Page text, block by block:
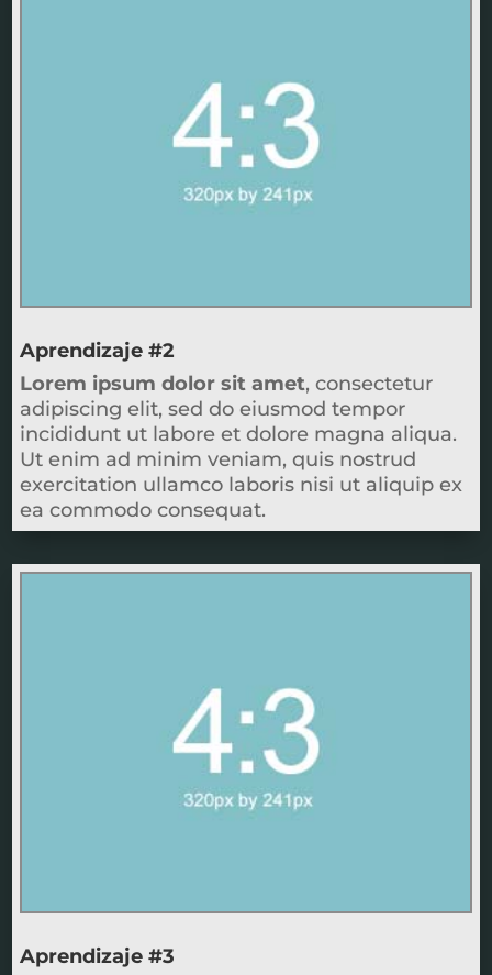
Aprendizaje #2
Lorem ipsum dolor sit amet, consectetur
adipiscing elit, sed do eiusmod tempor
incididunt ut labore et dolore magna aliqua.
Ut enim ad minim veniam, quis nostrud
exercitation ullamco laboris nisi ut aliquip ex
ea commodo consequat.
Aprendizaje #3